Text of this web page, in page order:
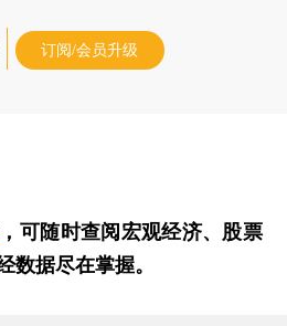
订阅/会员升级
，可随时查阅宏观经济、股票
数据尽在掌握。